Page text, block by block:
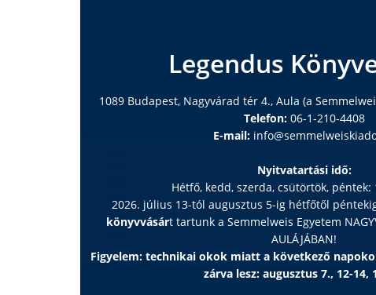
Legendus
1089 Budapest, Nagyvárad tér 4., Aula (a
Telefon:06-1-210-4408
E-mail:
Nyitvatartási idő:
Hétfő, kedd, szerda, csütörtök, péntek:
2026. július 13-tól augusztus 5-ig hétfőtől
könyvvásárt tartunk a Semmelweis Egyetem
AULÁJÁBAN!
Figyelem: technikai okok miatt a következő
zárva lesz: augusztus 7., 12-14,